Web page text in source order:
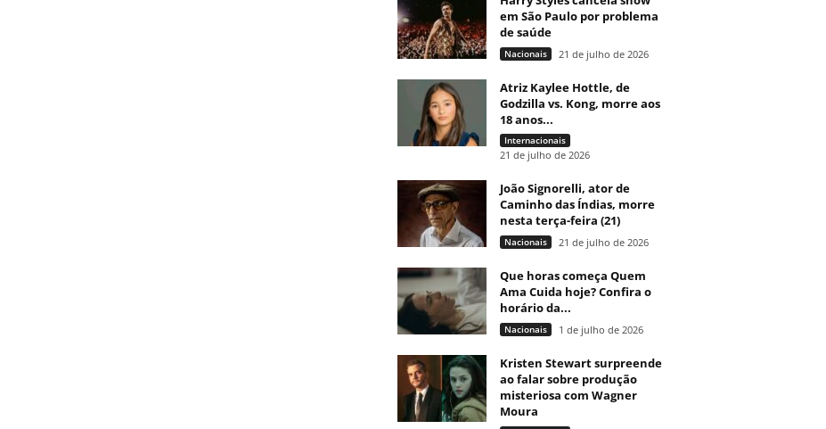
em São Paulo por problema
de saúde
Nacionais 21 de julho de 2026
Atriz Kaylee Hottle, de
Godzilla vs. Kong, morre aos
18 anos...
Internacionais
21 de julho de 2026
João Signorelli, ator de
Caminho das Índias, morre
nesta terça-feira (21)
Nacionais 21 de julho de 2026
Que horas começa Quem
Ama Cuida hoje? Confira o
horário da...
Nacionais 1 de julho de 2026
Kristen Stewart surpreende
ao falar sobre produção
misteriosa com Wagner
Moura